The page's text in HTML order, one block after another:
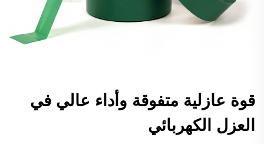
قوة عازلية متفوقة وأداء عالي في
العزل الكهربائي